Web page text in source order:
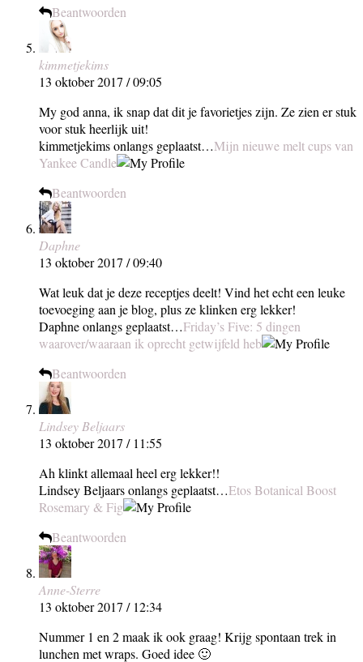
Beantwoorden
kimmetjekims
13 oktober 2017 / 09:05
My god anna, ik snap dat dit je favorietjes zijn. Ze zien er stuk
voor stuk heerlijk uit!
kimmetjekims onlangs geplaatst…Mijn nieuwe melt cups van
Yankee Candle
Beantwoorden
Daphne
13 oktober 2017 / 09:40
Wat leuk dat je deze receptjes deelt! Vind het echt een leuke
toevoeging aan je blog, plus ze klinken erg lekker!
Daphne onlangs geplaatst…Friday’s Five: 5 dingen
waarover/waaraan ik oprecht getwijfeld heb
Beantwoorden
Lindsey Beljaars
13 oktober 2017 / 11:55
Ah klinkt allemaal heel erg lekker!!
Lindsey Beljaars onlangs geplaatst…Etos Botanical Boost
Rosemary & Fig
Beantwoorden
Anne-Sterre
13 oktober 2017 / 12:34
Nummer 1 en 2 maak ik ook graag! Krijg spontaan trek in
lunchen met wraps. Goed idee 🙂